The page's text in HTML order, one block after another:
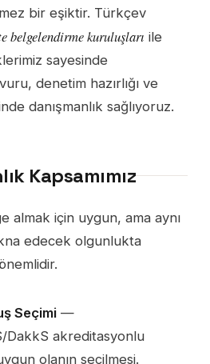
bir eşiktir. Türkçev
belgelendirme kuruluşları ile
sayesinde
denetim hazırlığı ve
danışmanlık sağlıyoruz.
Kapsamımız
almak için uygun, ama aynı
edecek olgunlukta
Seçimi —
DakkS akreditasyonlu
olanın seçilmesi.